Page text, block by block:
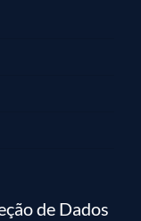
de Dados